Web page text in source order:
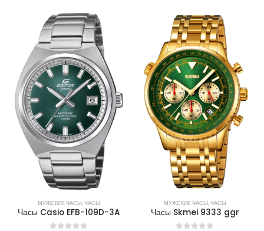
МУЖСКИЕ ЧАСЫ,ЧАСЫ
Часы Casio EFB-109D-3A
МУЖСКИЕ ЧАСЫ,ЧАСЫ
Часы Skmei 9333 ggr